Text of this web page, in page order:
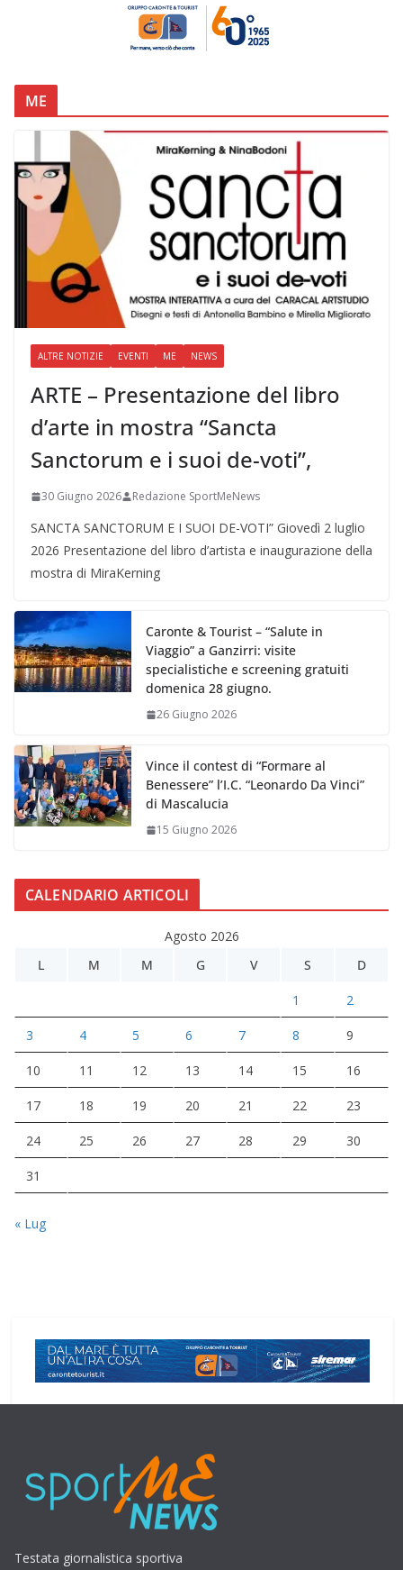
ME
ALTRE NOTIZIE EVENTI ME NEWS
ARTE – Presentazione del libro
d’arte in mostra “Sancta
Sanctorum e i suoi de-voti”,
30 Giugno 2026 Redazione SportMeNews
SANCTA SANCTORUM E I SUOI DE-VOTI” Giovedì 2 luglio
2026 Presentazione del libro d’artista e inaugurazione della
mostra di MiraKerning
Caronte & Tourist – “Salute in
Viaggio” a Ganzirri: visite
specialistiche e screening gratuiti
domenica 28 giugno.
26 Giugno 2026
Vince il contest di “Formare al
Benessere” l’I.C. “Leonardo Da Vinci”
di Mascalucia
15 Giugno 2026
CALENDARIO ARTICOLI
Agosto 2026
L
M M G V S D
1 2
3 4 5 6 7 8 9
10 11 12 13 14 15 16
17 18 19 20 21 22 23
24 25 26 27 28 29 30
31
« Lug
Testata giornalistica sportiva